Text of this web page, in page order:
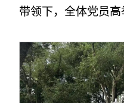
带领下，全体党员高